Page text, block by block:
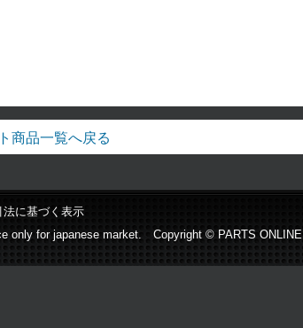
商品一覧へ戻る
法に基づく表示
only for japanese market. Copyright © PARTS